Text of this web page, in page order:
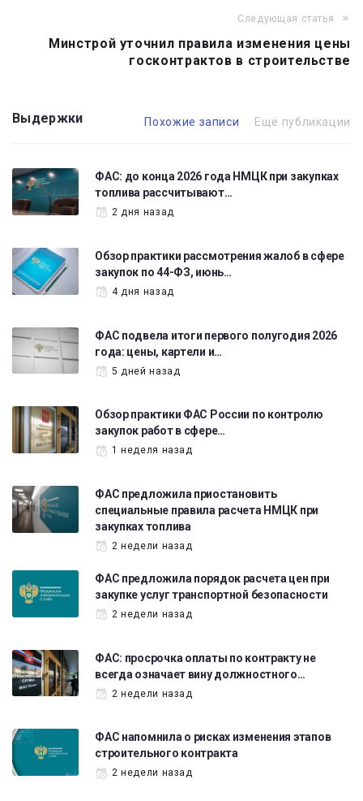
Следующая статья
Минстрой уточнил правила изменения цены
госконтрактов в строительстве
Выдержки Похожие записи Ещё публикации
ФАС: до конца 2026 года НМЦК при закупках
топлива рассчитывают…
2 дня назад
Обзор практики рассмотрения жалоб в сфере
закупок по 44-ФЗ, июнь…
4 дня назад
ФАС подвела итоги первого полугодия 2026
года: цены, картели и…
5 дней назад
Обзор практики ФАС России по контролю
закупок работ в сфере…
1 неделя назад
ФАС предложила приостановить
специальные правила расчета НМЦК при
закупках топлива
2 недели назад
ФАС предложила порядок расчета цен при
закупке услуг транспортной безопасности
2 недели назад
ФАС: просрочка оплаты по контракту не
всегда означает вину должностного…
2 недели назад
ФАС напомнила о рисках изменения этапов
строительного контракта
2 недели назад